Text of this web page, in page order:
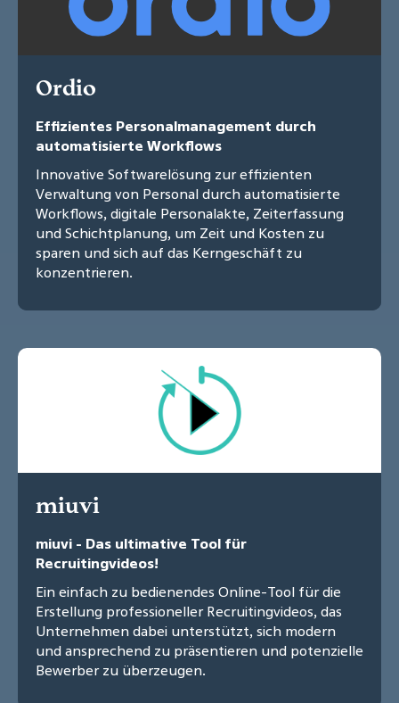
Ordio
Effizientes Personalmanagement durch
automatisierte Workflows
Innovative Softwarelösung zur effizienten
Verwaltung von Personal durch automatisierte
Workflows, digitale Personalakte, Zeiterfassung
und Schichtplanung, um Zeit und Kosten zu
sparen und sich auf das Kerngeschäft zu
konzentrieren.
miuvi
miuvi - Das ultimative Tool für
Recruitingvideos!
Ein einfach zu bedienendes Online-Tool für die
Erstellung professioneller Recruitingvideos, das
Unternehmen dabei unterstützt, sich modern
und ansprechend zu präsentieren und potenzielle
Bewerber zu überzeugen.